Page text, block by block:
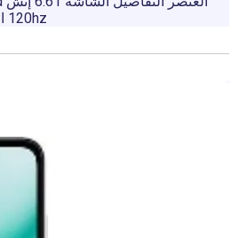
120hz المعالج snapdragon 4…